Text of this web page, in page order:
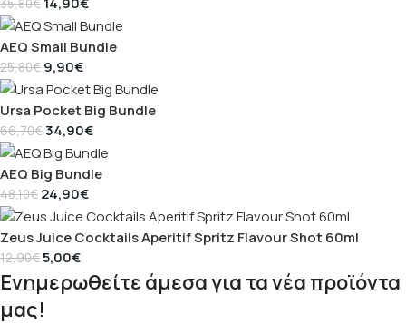
35,80€
AEQ Small Bundle
25,80€ 9,90€
Ursa Pocket Big Bundle
66,70€34,90€
AEQ Big Bundle
48,10€ 24,90€
Zeus Juice Cocktails Aperitif Spritz Flavour Shot 60ml
12,90€5,00€
Ενημερωθείτε άμεσα για τα νέα προϊόντα
μας!